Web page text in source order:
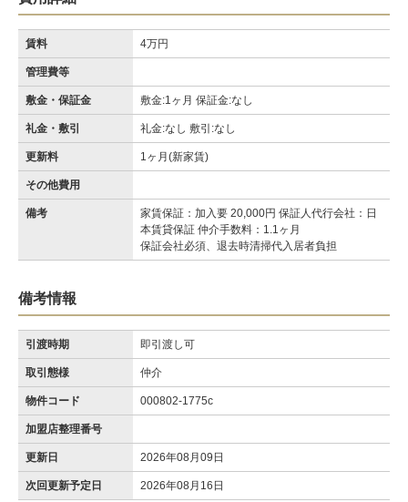
賃料 4万円
管理費等
敷金・保証金 敷金:1ヶ月 保証金:なし
礼金・敷引 礼金:なし 敷引:なし
更新料 1ヶ月(新家賃)
その他費用
備考
家賃保証：加入要 20,000円 保証人代行会社：日
本賃貸保証 仲介手数料：1.1ヶ月
保証会社必須、退去時清掃代入居者負担
備考情報
引渡時期 即引渡し可
取引態様 仲介
物件コード 000802-1775c
加盟店整理番号
更新日 2026年08月09日
次回更新予定日 2026年08月16日